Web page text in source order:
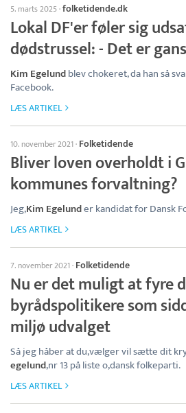
5. marts 2025·folketidende.dk
Lokal DF'er føler sig
dødstrussel: - Det er
Kim Egelundblev chokeret, da han så
Facebook.
LÆS ARTIKEL
10. november 2021· Folketidende
Bliver loven overholdt i
kommunes forvaltning?
Jeg,Kim Egelunder kandidat for Dansk
LÆS ARTIKEL
7. november 2021· Folketidende
Nu er det muligt at fyre
byrådspolitikere som
miljø udvalget
Så jeg håber at du,vælger vil sætte dit
egelund,nr 13 på liste o,dansk folkeparti.
LÆS ARTIKEL